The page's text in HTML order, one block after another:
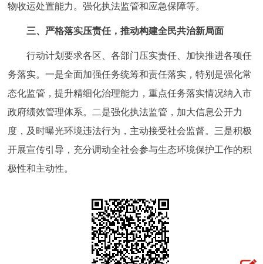
物收运处置能力。强化执法监管和应急保障等。
三、 严格落实压责任，推动构建全民共治新局面
行动计划要求各区、各部门压实责任、加快推进各项任
务落实。一是全面加强任务统筹和责任落实，特别是强化常
态化监管，提升精细化治理能力，重点任务落实情况纳入市
政府绩效管理体系。二是强化执法监管，加大信息公开力
度，及时曝光环境违法行为，主动接受社会监督。三是积极
开展宣传引导，充分调动全社会参与生态环境保护工作的积
极性和主动性。